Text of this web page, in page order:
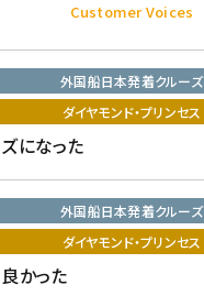
Customer Voices
外国船日本発着クルーズ
ダイヤモンド・プリンセス
になった
外国船日本発着クルーズ
ダイヤモンド・プリンセス
かった